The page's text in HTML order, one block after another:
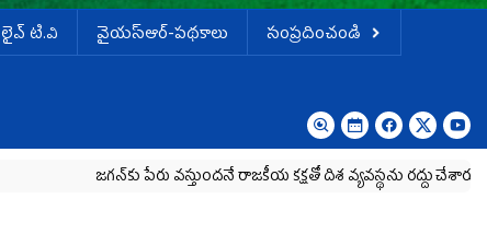
లైవ్ టి.వి వైయస్ఆర్-పథకాలు
సంప్రదించండి
జగన్‌కు పేరు వస్తుందనే రాజకీయ కక్షతో దిశ వ్య‌వ‌స్థ‌ను రద్దు చేశారు